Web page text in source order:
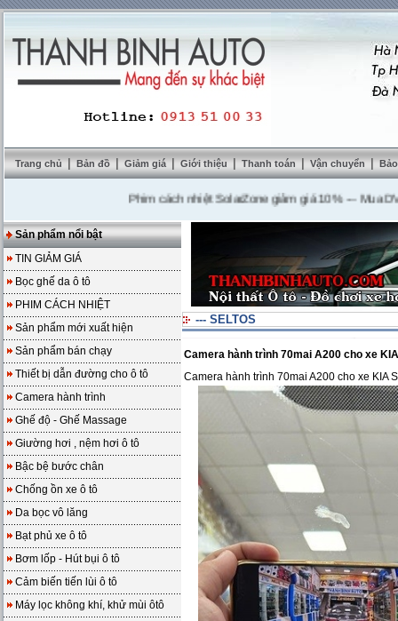
Trang chủ | Bản đồ | Giảm giá | Giới thiệu | Thanh toán | Vận chuyển |
Phim cách nhiệt SolarZone giảm giá 10%---Mua DVD
Sản phẩm nổi bật
TIN GIẢM GIÁ
Bọc ghế da ô tô
PHIM CÁCH NHIỆT
Sản phẩm mới xuất hiện
Sản phẩm bán chạy
Thiết bị dẫn đường cho ô tô
Camera hành trình
Ghế độ - Ghế Massage
Giường hơi , nệm hơi ô tô
Bậc bệ bước chân
Chống ồn xe ô tô
Da bọc vô lăng
Bạt phủ xe ô tô
Bơm lốp - Hút bụi ô tô
Cảm biến tiến lùi ô tô
Máy lọc không khí, khử mùi ôtô
--- SELTOS
Camera hành trình 70mai A200 cho xe
Camera hành trình 70mai A200 cho xe KIA